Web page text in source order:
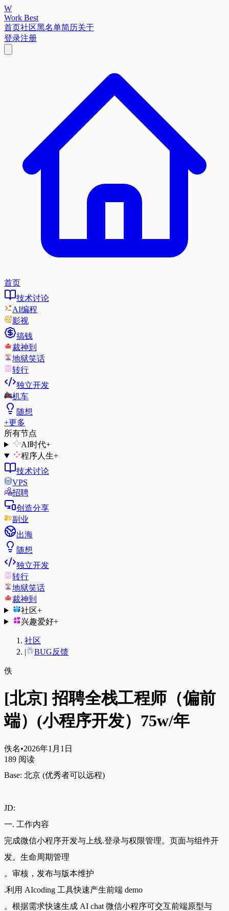
W
Work Best
首页社区黑名单简历关于
登录注册
首页
技术讨论
AI编程
影视
搞钱
裁神到
地狱笑话
转行
独立开发
机车
随想
+更多
所有节点
AI时代+
程序人生+
技术讨论
VPS
招聘
创造分享
副业
出海
随想
独立开发
转行
地狱笑话
裁神到
社区+
兴趣爱好+
社区
|
BUG反馈
佚
[北京] 招聘全栈工程师（偏前
端）(小程序开发）75w/年
佚名•2026年1月1日
189 阅读
Base: 北京 (优秀者可以远程)
JD:
一. 工作内容
完成微信小程序开发与上线.登录与权限管理。页面与组件开
发。生命周期管理
。审核，发布与版本维护
.利用 AIcoding 工具快速产生前端 demo
。根据需求快速生成 AI chat 微信小程序可交互前端原型与